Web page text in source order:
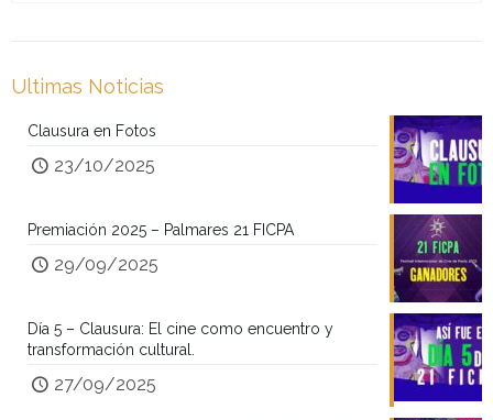
Ultimas Noticias
Clausura en Fotos
23/10/2025
Premiación 2025 – Palmares 21 FICPA
29/09/2025
Día 5 – Clausura: El cine como encuentro y
transformación cultural.
27/09/2025